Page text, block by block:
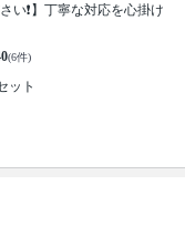
い❗️】丁寧な対応を心掛け
(6件)
ット